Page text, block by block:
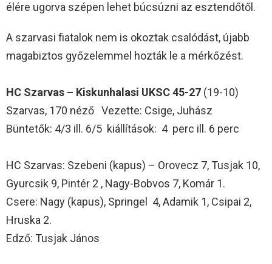
élére ugorva szépen lehet búcsúzni az esztendőtől.
A szarvasi fiatalok nem is okoztak csalódást, újabb
magabiztos győzelemmel hozták le a mérkőzést.
HC Szarvas – Kiskunhalasi UKSC 45-27 (19-10)
Szarvas, 170 néző Vezette: Csige, Juhász
Büntetők: 4/3 ill. 6/5 kiállítások: 4 perc ill. 6 perc
HC Szarvas: Szebeni (kapus) – Orovecz 7, Tusjak 10,
Gyurcsik 9, Pintér 2 , Nagy-Bobvos 7, Komár 1.
Csere: Nagy (kapus), Springel 4, Adamik 1, Csipai 2,
Hruska 2.
Edző: Tusjak János